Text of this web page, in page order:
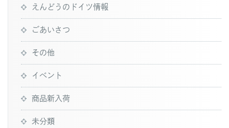
えんどうのドイツ情報
ごあいさつ
その他
イベント
商品新入荷
未分類